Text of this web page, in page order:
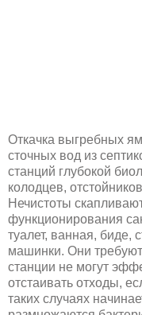
Откачка выгребных
сточных вод из
станций глубокой
колодцев,
Нечистоты
функционирования
туалет, ванная, биде,
машинки. Они требуют
станции не могут
отстаивать отходы,
таких случаях